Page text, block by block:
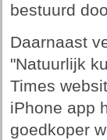
bestuurd
Daarnaast
"Natuurlijk
Times
iPhone app
goedkoper